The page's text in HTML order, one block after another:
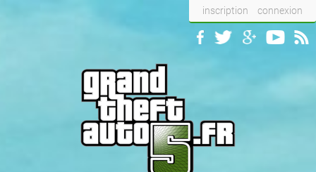
inscription connexion